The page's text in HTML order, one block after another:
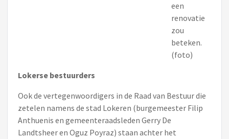
een
renovatie
zou
beteken.
(foto)
Lokerse bestuurders
Ook de vertegenwoordigers in de Raad van Bestuur die
zetelen namens de stad Lokeren (burgemeester Filip
Anthuenis en gemeenteraadsleden Gerry De
Landtsheer en Oguz Poyraz) staan achter het